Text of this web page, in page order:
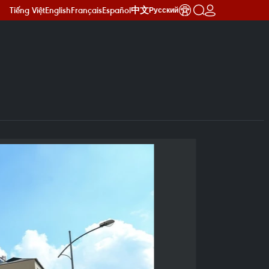
Tiếng ViệtEnglishFrançaisEspañol中文Русский